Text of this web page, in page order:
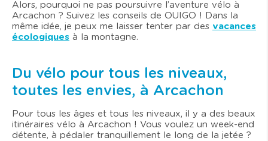
Alors, pourquoi ne pas poursuivre l’aventure vélo à
Arcachon ? Suivez les conseils de OUIGO ! Dans la
même idée, je peux me laisser tenter par des vacances
écologiques à la montagne.
Du vélo pour tous les niveaux,
toutes les envies, à Arcachon
Pour tous les âges et tous les niveaux, il y a des beaux
itinéraires vélo à Arcachon ! Vous voulez un week-end
détente, à pédaler tranquillement le long de la jetée ?